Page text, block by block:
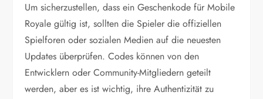
Um sicherzustellen, dass ein Geschenkode für Mobile
Royale gültig ist, sollten die Spieler die offiziellen
Spielforen oder sozialen Medien auf die neuesten
Updates überprüfen. Codes können von den
Entwicklern oder Community-Mitgliedern geteilt
werden, aber es ist wichtig, ihre Authentizität zu